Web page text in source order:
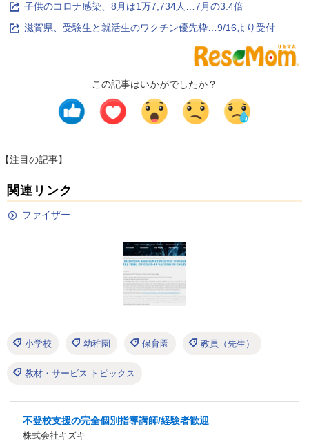
子供のコロナ感染、8月は1万7,734人…7月の3.4倍
滋賀県、受験生と就活生のワクチン優先枠…9/16より受付
この記事はいかがでしたか？
【注目の記事】
関連リンク
ファイザー
小学校 幼稚園 保育園 教員（先生）
教材・サービス トピックス
不登校支援の完全個別指導講師/経験者歓迎
株式会社キズキ